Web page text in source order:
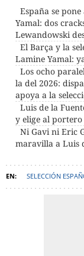
España se
Yamal: dos
Lewandowski
El Barça y la
Lamine Yamal:
Los ocho
la del 2026:
apoya a la
Luis de la
y elige al
Ni Gavi ni Eric
maravilla a Luis
SELECCIÓN